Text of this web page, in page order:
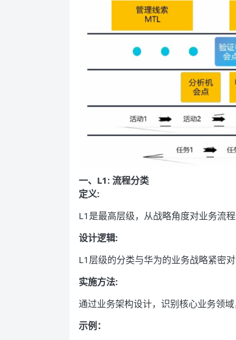
一、 L1: 流程分类
定义:
L1是最高层级，从战略角度对业务流
设计逻辑:
L1层级的分类与华为的业务战略紧密
实施方法:
通过业务架构设计，识别核心业务领域
示例：